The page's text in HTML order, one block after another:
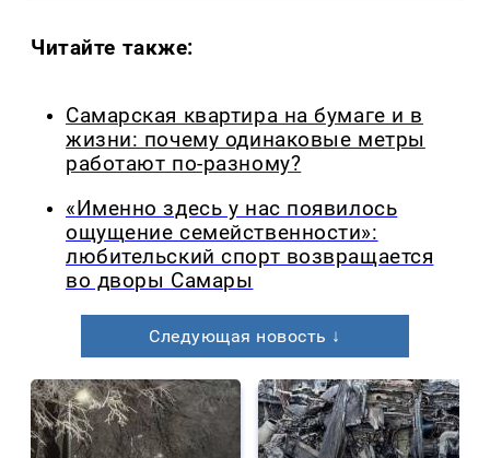
Читайте также:
Самарская квартира на бумаге и в
жизни: почему одинаковые метры
работают по-разному?
«Именно здесь у нас появилось
ощущение семейственности»:
любительский спорт возвращается
во дворы Самары
Следующая новость ↓